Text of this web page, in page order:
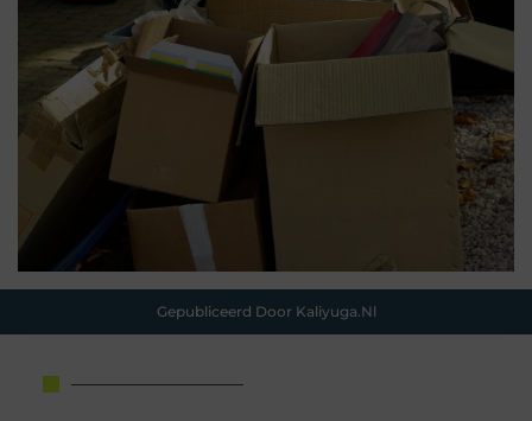
Gepubliceerd Door Kaliyuga.nl